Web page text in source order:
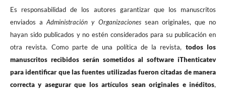
Es responsabilidad de los autores garantizar que los manuscritos
enviados aAdministración y Organizaciones sean originales, que no
hayan sido publicados y no estén considerados para su publicación en
otra revista. Como parte de una política de la revista, todos los
manuscritos recibidos serán sometidos al software iThenticatev
para identificar que las fuentes utilizadas fueron citadas de manera
correcta y asegurar que los artículos sean originales e inéditos,